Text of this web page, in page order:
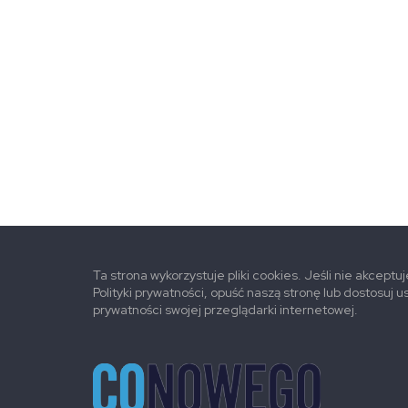
Ta strona wykorzystuje pliki cookies. Jeśli nie
Polityki prywatności, opuść naszą stronę lub dostosuj
prywatności swojej przeglądarki internetowej.